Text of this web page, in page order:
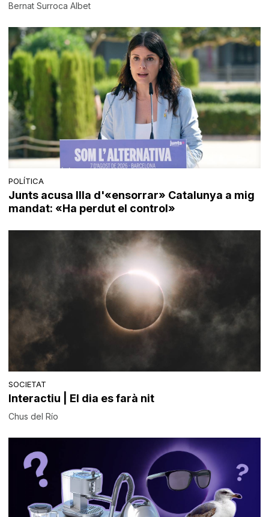
Bernat Surroca Albet
POLÍTICA
Junts acusa Illa d'«ensorrar» Catalunya a mig
mandat: «Ha perdut el control»
SOCIETAT
Interactiu | El dia es farà nit
Chus del Río